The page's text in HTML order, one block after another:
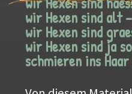
wir Hexen sind alt –
wir Hexen sind
wir Hexen sind ja
schmieren ins